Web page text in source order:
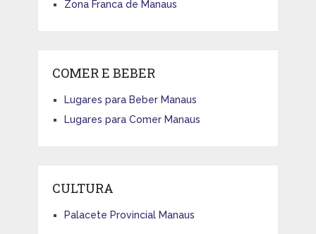
Zona Franca de Manaus
COMER E BEBER
Lugares para Beber Manaus
Lugares para Comer Manaus
CULTURA
Palacete Provincial Manaus